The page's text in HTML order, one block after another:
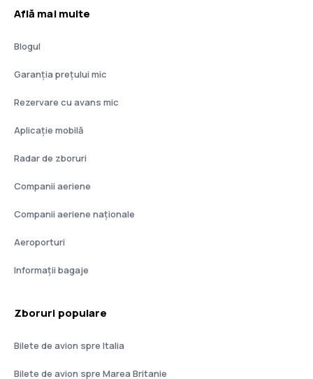
Află mai multe
Blogul
Garanția prețului mic
Rezervare cu avans mic
Aplicație mobilă
Radar de zboruri
Companii aeriene
Companii aeriene naţionale
Aeroporturi
Informații bagaje
Zboruri populare
Bilete de avion spre Italia
Bilete de avion spre Marea Britanie